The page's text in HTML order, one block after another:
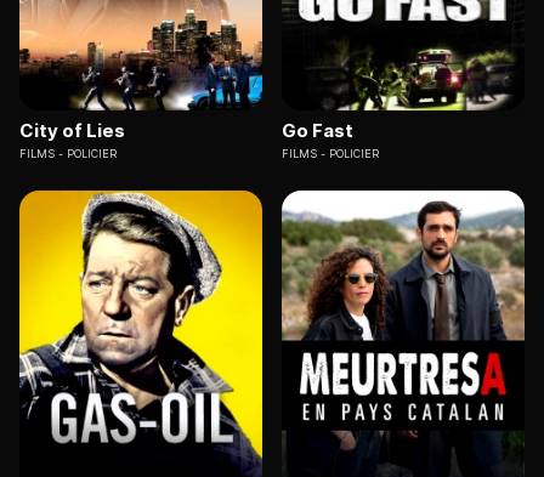
City of Lies
FILMS POLICIER
Go Fast
FILMS POLICIER